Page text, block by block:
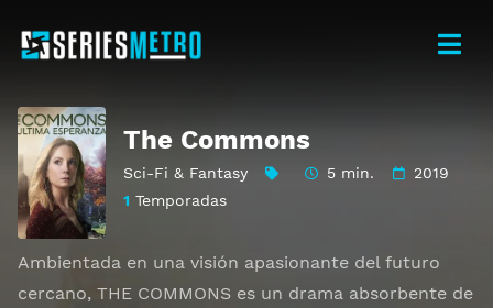
The Commons
Sci-Fi & Fantasy 5 min.
2019
1 Temporadas
Ambientada en una visión apasionante del futuro
cercano, THE COMMONS es un drama absorbente de